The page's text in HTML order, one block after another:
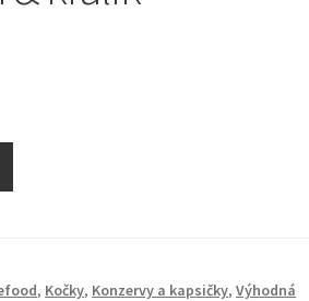
, Kočky, Konzervy a kapsičky,Výhodná